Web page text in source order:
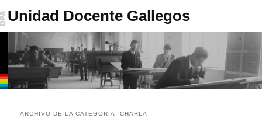
Unidad Docente Gallegos
ARCHIVO DE LA CATEGORÍA:CHARLA